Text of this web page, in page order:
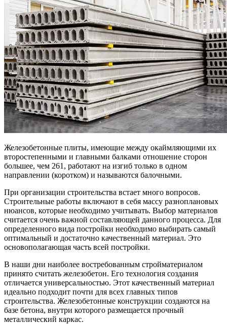
Железобетонные плиты, имеющие между окаймляющими их
второстепенными и главными балками отношение сторон
большее, чем 261, работают на изгиб только в одном
направлении (коротком) и называются балочными.
При организации строительства встает много вопросов.
Строительные работы включают в себя массу разноплановых
нюансов, которые необходимо учитывать. Выбор материалов
считается очень важной составляющей данного процесса. Для
определенного вида постройки необходимо выбирать самый
оптимальный и достаточно качественный материал. Это
основополагающая часть всей постройки.
В наши дни наиболее востребованным стройматериалом
принято считать железобетон. Его технология создания
отличается универсальностью. Этот качественный материал
идеально подходит почти для всех главных типов
строительства. Железобетонные конструкции создаются на
базе бетона, внутри которого размещается прочный
металлический каркас.